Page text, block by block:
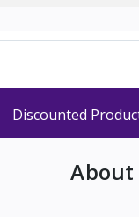
Discounted
About